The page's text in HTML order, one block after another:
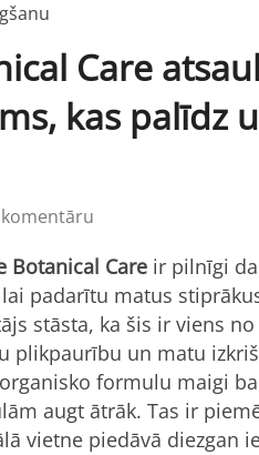
Care
kas palīdz
Botanical Care ir pilnīgi
padarītu matus
stāsta, ka šis ir viens
plikpaurību un matu
formulu maigi
augt ātrāk. Tas ir
vietne piedāvā diezgan